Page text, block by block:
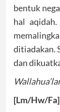
bentuk
hal
ditiadakan.
dan
[Lm/Hw/Fa]